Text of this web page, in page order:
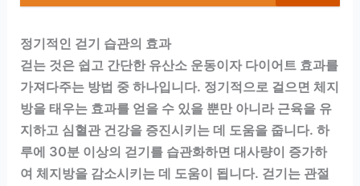
정기적인 걷기 습관의 효과
걷는 것은 쉽고 간단한 유산소 운동이자 다이어트 효과를
가져다주는 방법 중 하나입니다. 정기적으로 걸으면 체지
방을 태우는 효과를 얻을 수 있을 뿐만 아니라 근육을 유
지하고 심혈관 건강을 증진시키는 데 도움을 줍니다. 하
루에 30분 이상의 걷기를 습관화하면 대사량이 증가하
여 체지방을 감소시키는 데 도움이 됩니다. 걷기는 관절